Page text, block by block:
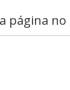
página no